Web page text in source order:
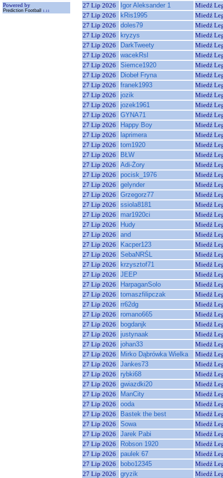
Powered by
Prediction Football 1.11
27 Lip 2026
Igor Aleksander 1
Miedź
27 Lip 2026
kRis1995
Miedź
27 Lip 2026
doles79
Miedź
27 Lip 2026
kryzys
Miedź
27 Lip 2026
DarkTweety
Miedź
27 Lip 2026
wacekRsl
Miedź
27 Lip 2026
Siemce1920
Miedź
27 Lip 2026
Diobeł Fryna
Miedź
27 Lip 2026
franek1993
Miedź
27 Lip 2026
jozik
Miedź
27 Lip 2026
jozek1961
Miedź
27 Lip 2026
GYNA71
Miedź
27 Lip 2026
Happy Boy
Miedź
27 Lip 2026
laprimera
Miedź
27 Lip 2026
tom1920
Miedź
27 Lip 2026
BŁW
Miedź
27 Lip 2026
Adi-Żory
Miedź
27 Lip 2026
pocisk_1976
Miedź
27 Lip 2026
gelynder
Miedź
27 Lip 2026
Grzegorz77
Miedź
27 Lip 2026
ssiola8181
Miedź
27 Lip 2026
mar1920ci
Miedź
27 Lip 2026
Hudy
Miedź
27 Lip 2026
and
Miedź
27 Lip 2026
Kacper123
Miedź
27 Lip 2026
SebaNRŚL
Miedź
27 Lip 2026
krzysztof71
Miedź
27 Lip 2026
JEEP
Miedź
27 Lip 2026
HarpaganSolo
Miedź
27 Lip 2026
tomaszfilipczak
Miedź
27 Lip 2026
rr62dg
Miedź
27 Lip 2026
romano665
Miedź
27 Lip 2026
bogdanjk
Miedź
27 Lip 2026
justynaak
Miedź
27 Lip 2026
johan33
Miedź
27 Lip 2026
Mirko Dąbrówka Wielka
Miedź
27 Lip 2026
Jankes73
Miedź
27 Lip 2026
rybki68
Miedź
27 Lip 2026
gwiazdki20
Miedź
27 Lip 2026
ManCity
Miedź
27 Lip 2026
ooda
Miedź
27 Lip 2026
Bastek the best
Miedź
27 Lip 2026
Sowa
Miedź
27 Lip 2026
Jarek Pabi
Miedź
27 Lip 2026
Robson 1920
Miedź
27 Lip 2026
paulek 67
Miedź
27 Lip 2026
bobo12345
Miedź
27 Lip 2026
gryzik
Miedź